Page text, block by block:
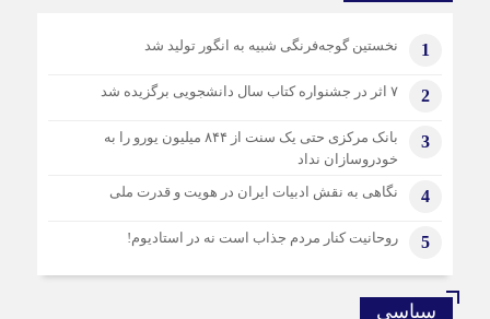
8 ماه قبل
موساد چگونه جیب اوکراینی ها را زد؟!
برگزاری «همایش ملی آسیب شناسی حقوق‌خانواده»
1 نخستین گوجه‌فرنگی شبیه به انگور تولید شد
2 ۷ اثر در جشنواره کتاب سال دانشجویی برگزیده شد
3
بانک مرکزی حتی یک سنت از ۸۴۴ میلیون یورو را به
خودروسازان نداد
4 نگاهی به نقش ادبیات ایران در هویت و قدرت ملی
5 روحانیت کنار مردم جذاب است نه در استادیوم!
سیاسی